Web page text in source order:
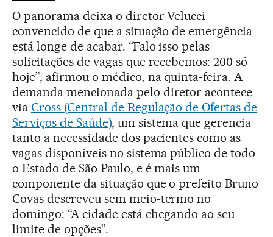
O panorama deixa o diretor Velucci
convencido de que a situação de emergência
está longe de acabar. “Falo isso pelas
solicitações de vagas que recebemos: 200 só
hoje”, afirmou o médico, na quinta-feira. A
demanda mencionada pelo diretor acontece
via Cross (Central de Regulação de Ofertas de
Serviços de Saúde), um sistema que gerencia
tanto a necessidade dos pacientes como as
vagas disponíveis no sistema público de todo
o Estado de São Paulo, e é mais um
componente da situação que o prefeito Bruno
Covas descreveu sem meio-termo no
domingo: “A cidade está chegando ao seu
limite de opções”.